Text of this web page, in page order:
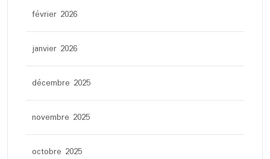
février 2026
janvier 2026
décembre 2025
novembre 2025
octobre 2025